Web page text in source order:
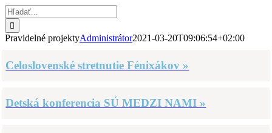
Hľadať:
Pravidelné projektyAdministrátor2021-03-20T09:06:54+02:00
Celoslovenské stretnutie Fénixákov »
Detská konferencia SÚ MEDZI NAMI »